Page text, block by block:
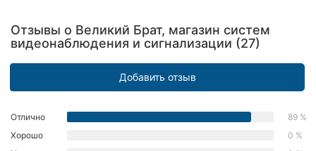
Черкассы
Черновцы
Франковск
Отзывы о Великий Брат, магазин систем
видеонаблюдения и сигнализации (27)
Добавить отзыв
Отлично
89 %
Хорошо
0 %